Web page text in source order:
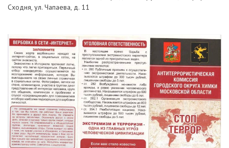
Сходня, ул. Чапаева, д. 11